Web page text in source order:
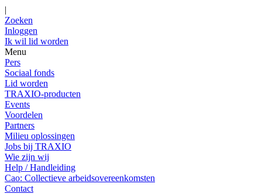
|
Zoeken
Inloggen
Ik wil lid worden
Menu
Pers
Sociaal fonds
Lid worden
TRAXIO-producten
Events
Voordelen
Partners
Milieu oplossingen
Jobs bij TRAXIO
Wie zijn wij
Help / Handleiding
Cao: Collectieve arbeidsovereenkomsten
Contact